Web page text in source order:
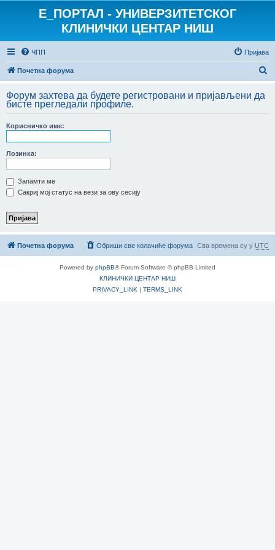
E_ПОРТАЛ - УНИВЕРЗИТЕТСКОГ
КЛИНИЧКИ ЦЕНТАР НИШ
ЧПП Пријава
Почетна форума
т
Форум захтева да будете регистровани и пријављени да
бисте прегледали профиле.
Корисничко име:
Лозинка:
Запамти ме
Сакриј мој статус на вези за ову сесију
Почетна форума Сва времена су у UTC
Обриши све колачиће форума
Powered by phpBB® Forum Software © phpBB Limited
КЛИНИЧКИ ЦЕНТАР НИШ
PRIVACY_LINK | TERMS_LINK